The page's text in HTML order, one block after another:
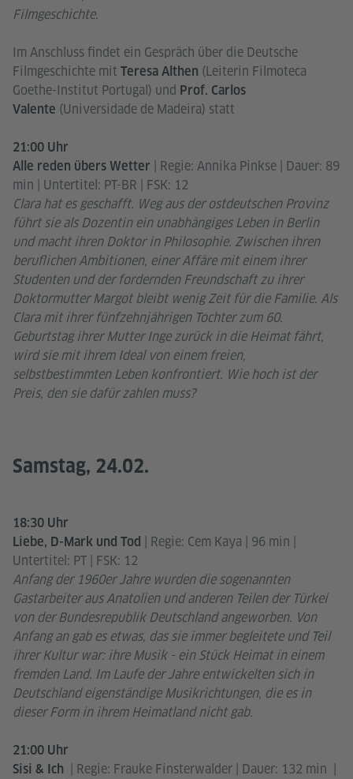
Filmgeschichte.
Im Anschluss findet ein Gespräch über die Deutsche
Filmgeschichte mit Teresa Althen (Leiterin Filmoteca
Goethe-Institut Portugal) und Prof. Carlos
Valente (Universidade de Madeira) statt
21:00 Uhr
Alle reden übers Wetter
| Regie: Annika Pinkse | Dauer: 89
min | Untertitel: PT-BR | FSK: 12
Clara hat es geschafft. Weg aus der ostdeutschen Provinz
führt sie als Dozentin ein unabhängiges Leben in Berlin
und macht ihren Doktor in Philosophie. Zwischen ihren
beruflichen Ambitionen, einer Affäre mit einem ihrer
Studenten und der fordernden Freundschaft zu ihrer
Doktormutter Margot bleibt wenig Zeit für die Familie. Als
Clara mit ihrer fünfzehnjährigen Tochter zum 60.
Geburtstag ihrer Mutter Inge zurück in die Heimat fährt,
wird sie mit ihrem Ideal von einem freien,
selbstbestimmten Leben konfrontiert. Wie hoch ist der
Preis, den sie dafür zahlen muss?
Samstag, 24.02.
18:30 Uhr
Liebe, D-Mark und Tod
| Regie: Cem Kaya | 96 min |
Untertitel: PT | FSK: 12
Anfang der 1960er Jahre wurden die sogenannten
Gastarbeiter aus Anatolien und anderen Teilen der Türkei
von der Bundesrepublik Deutschland angeworben. Von
Anfang an gab es etwas, das sie immer begleitete und Teil
ihrer Kultur war: ihre Musik - ein Stück Heimat in einem
fremden Land. Im Laufe der Jahre entwickelten sich in
Deutschland eigenständige Musikrichtungen, die es in
dieser Form in ihrem Heimatland nicht gab.
21:00 Uhr
Sisi & Ich
| Regie: Frauke Finsterwalder | Dauer: 132 min |